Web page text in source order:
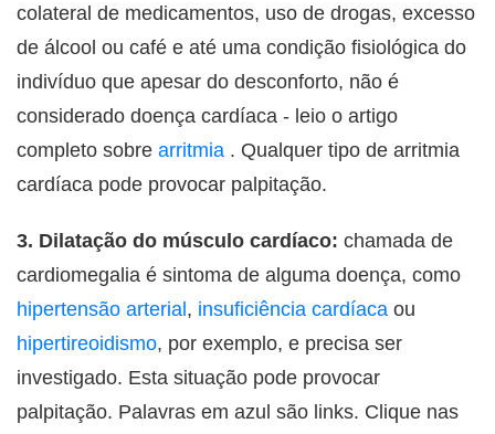
colateral de medicamentos, uso de drogas, excesso
de álcool ou café e até uma condição fisiológica do
indivíduo que apesar do desconforto, não é
considerado doença cardíaca - leio o artigo
completo sobre arritmia . Qualquer tipo de arritmia
cardíaca pode provocar palpitação.
3. Dilatação do músculo cardíaco: chamada de
cardiomegalia é sintoma de alguma doença, como
hipertensão arterial , insuficiência cardíaca ou
hipertireoidismo, por exemplo, e precisa ser
investigado. Esta situação pode provocar
palpitação. Palavras em azul são links. Clique nas